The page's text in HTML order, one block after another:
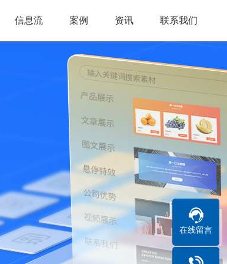
信息流 案例 资讯 联系我们
在线留言